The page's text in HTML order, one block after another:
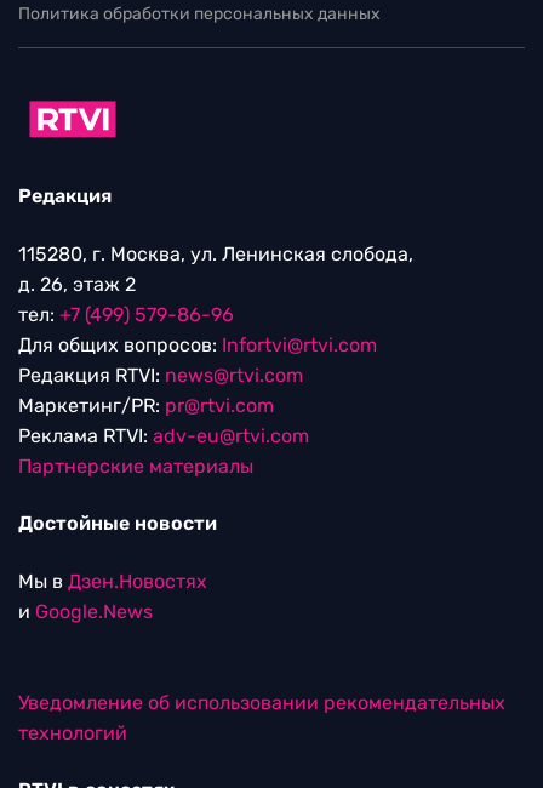
Политика обработки персональных данных
Редакция
115280, г. Москва, ул. Ленинская слобода,
д. 26, этаж 2
тел: +7 (499) 579-86-96
Для общих вопросов: Infortvi@rtvi.com
Редакция RTVI: news@rtvi.com
Маркетинг/PR: pr@rtvi.com
Реклама RTVI: adv-eu@rtvi.com
Партнерские материалы
Достойные новости
Мы в Дзен.Новостях
и Google.News
Уведомление об использовании рекомендательных
технологий